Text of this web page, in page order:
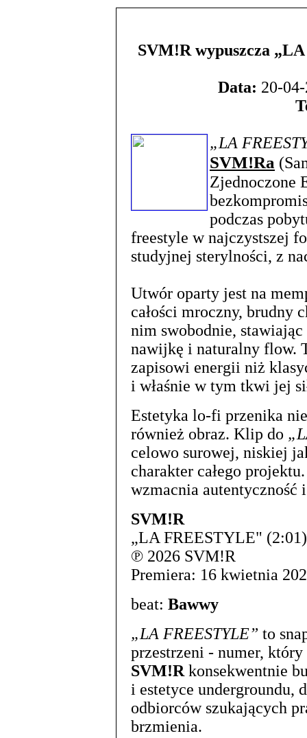
SVM!R wypuszcza
Data: 20-
„LA
SVM!Ra
Zjednoczone
podczas
freestyle w najczystszej
studyjnej sterylności, z
Utwór oparty jest na
całości mroczny, brudny
nim swobodnie,
nawijkę i naturalny flow.
zapisowi energii niż
i właśnie w tym tkwi jej
Estetyka lo-fi przenika
również obraz. Klip do
celowo surowej, niskiej
charakter całego
wzmacnia
SVM!R
„LA FREESTYLE" (2:01)
℗ 2026 SVM!R
Premiera: 16 kwietnia
beat: Bawwy
„LA FREESTYLE” to
przestrzeni - numer,
SVM!R konsekwentnie
i estetyce undergroundu,
odbiorców szukających
brzmienia.